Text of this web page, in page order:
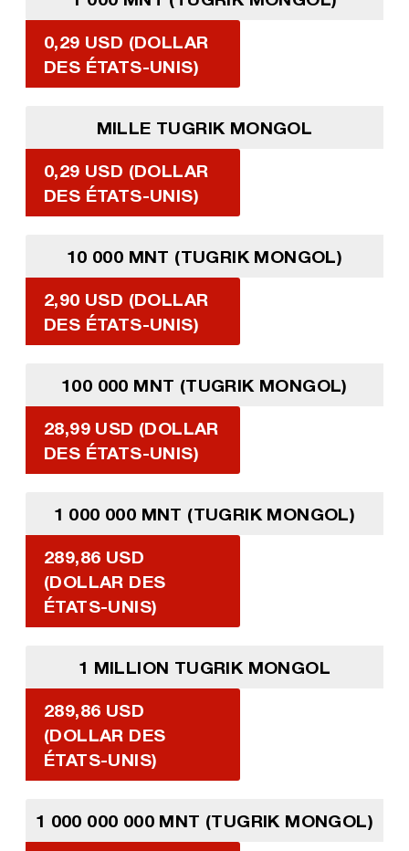
0,29 USD (DOLLAR
DES ÉTATS-UNIS)
MILLE TUGRIK MONGOL
0,29 USD (DOLLAR
DES ÉTATS-UNIS)
10 000 MNT (TUGRIK MONGOL)
2,90 USD (DOLLAR
DES ÉTATS-UNIS)
100 000 MNT (TUGRIK MONGOL)
28,99 USD (DOLLAR
DES ÉTATS-UNIS)
1 000 000 MNT (TUGRIK MONGOL)
289,86 USD
(DOLLAR DES
ÉTATS-UNIS)
1 MILLION TUGRIK MONGOL
289,86 USD
(DOLLAR DES
ÉTATS-UNIS)
1 000 000 000 MNT (TUGRIK MONGOL)